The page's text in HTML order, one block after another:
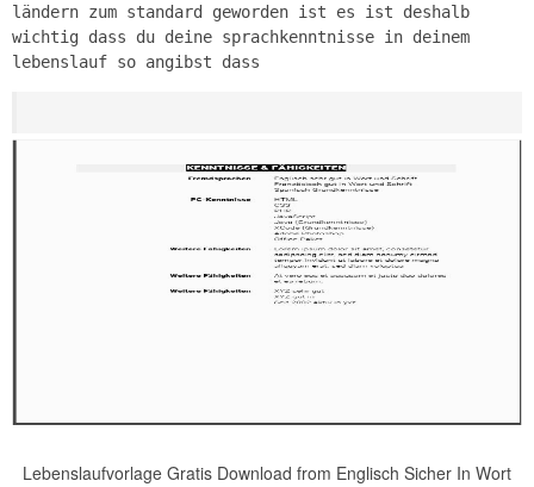
ländern zum standard geworden ist es ist deshalb
wichtig dass du deine sprachkenntnisse in deinem
lebenslauf so angibst dass
Lebenslaufvorlage Gratis Download from Englisch Sicher In Wort